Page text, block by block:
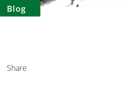
Blog
Share